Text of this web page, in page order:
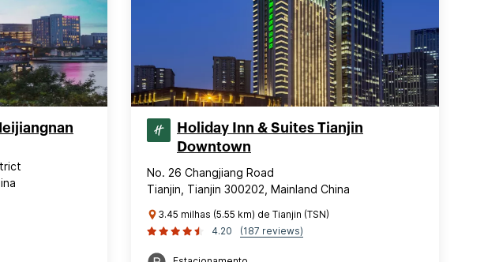
Holiday Inn & Suites Tianjin
Downtown
No. 26 Changjiang Road
Tianjin, Tianjin 300202, Mainland China
3.45 milhas (5.55 km) de Tianjin (TSN)
4.20
(187 reviews)